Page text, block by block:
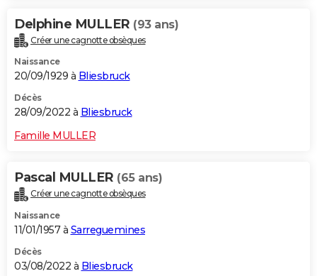
Delphine MULLER (93 ans)
Créer une cagnotte obsèques
Naissance
20/09/1929 à Bliesbruck
Décès
28/09/2022 à Bliesbruck
Famille MULLER
Pascal MULLER (65 ans)
Créer une cagnotte obsèques
Naissance
11/01/1957 à Sarreguemines
Décès
03/08/2022 à Bliesbruck